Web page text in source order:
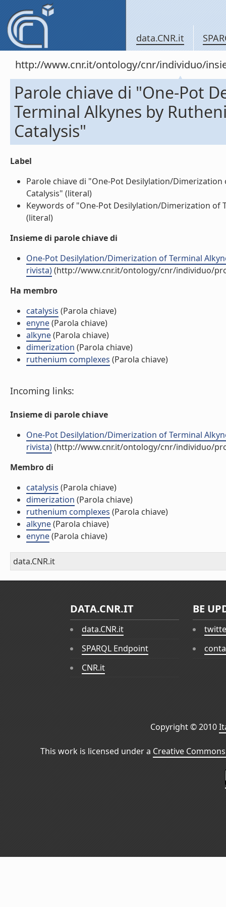
data.CNR.it
http://www.cnr.it/ontology/cnr/individuo/
Parole chiave di "One-Pot
Terminal Alkynes by
Catalysis"
Label
Parole chiave di "One-Pot Desilylation/
Catalysis" (literal)
Keywords of "One-Pot Desilylation/Dimerization of
(literal)
Insieme di parole chiave di
One-Pot Desilylation/Dimerization of Terminal
rivista)(http://www.cnr.it/ontology/cnr/individuo/
Ha membro
catalysis (Parola chiave)
enyne(Parola chiave)
alkyne(Parola chiave)
dimerization (Parola chiave)
ruthenium complexes (Parola chiave)
Incoming links:
Insieme di parole chiave
One-Pot Desilylation/Dimerization of Terminal
rivista)(http://www.cnr.it/ontology/cnr/individuo/
Membro di
catalysis (Parola chiave)
dimerization (Parola chiave)
ruthenium complexes (Parola chiave)
alkyne(Parola chiave)
enyne(Parola chiave)
data.CNR.it
DATA.CNR.IT
data.CNR.it
SPARQL Endpoint
CNR.it
BE
Copyright © 2010
This work is licensed under a Creative